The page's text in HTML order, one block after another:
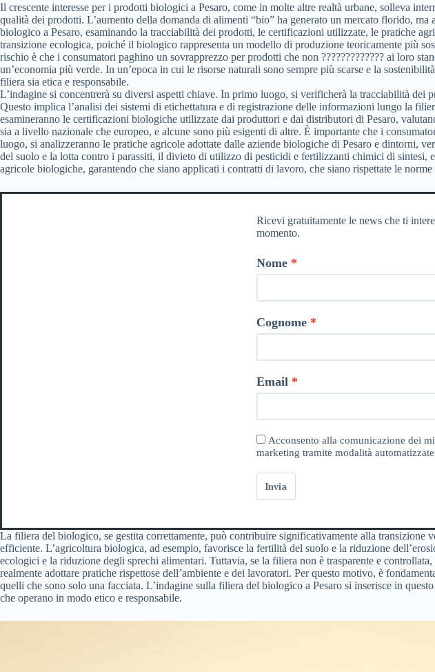
Il crescente interesse per i prodotti biologici a Pesaro, come in molte altre realtà urbane, solleva
qualità dei prodotti. L’aumento della domanda di alimenti “bio” ha generato un mercato florido,
biologico a Pesaro, esaminando la tracciabilità dei prodotti, le certificazioni utilizzate, le pratiche
transizione ecologica, poiché il biologico rappresenta un modello di produzione teoricamente più
rischio è che i consumatori paghino un sovrapprezzo per prodotti che non ????????????? ai loro
un’economia più verde. In un’epoca in cui le risorse naturali sono sempre più scarse e la
filiera sia etica e responsabile.
L’indagine si concentrerà su diversi aspetti chiave. In primo luogo, si verificherà la tracciabilità
Questo implica l’analisi dei sistemi di etichettatura e di registrazione delle informazioni lungo la
esamineranno le certificazioni biologiche utilizzate dai produttori e dai distributori di Pesaro,
sia a livello nazionale che europeo, e alcune sono più esigenti di altre. È importante che i
luogo, si analizzeranno le pratiche agricole adottate dalle aziende biologiche di Pesaro e dintorni,
del suolo e la lotta contro i parassiti, il divieto di utilizzo di pesticidi e fertilizzanti chimici di
agricole biologiche, garantendo che siano applicati i contratti di lavoro, che siano rispettate le
Ricevi gratuitamente le news che ti
momento.
Nome
Cognome
Email
Acconsento alla comunicazione dei
marketing tramite modalità
Invia
La filiera del biologico, se gestita correttamente, può contribuire significativamente alla
efficiente. L’agricoltura biologica, ad esempio, favorisce la fertilità del suolo e la riduzione
ecologici e la riduzione degli sprechi alimentari. Tuttavia, se la filiera non è trasparente e
realmente adottare pratiche rispettose dell’ambiente e dei lavoratori. Per questo motivo, è
quelli che sono solo una facciata. L’indagine sulla filiera del biologico a Pesaro si inserisce in
che operano in modo etico e responsabile.